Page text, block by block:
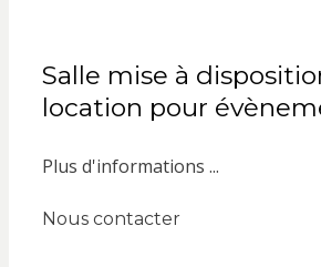
Salle mise à
location pour
Plus d'informations ...
Nous contacter